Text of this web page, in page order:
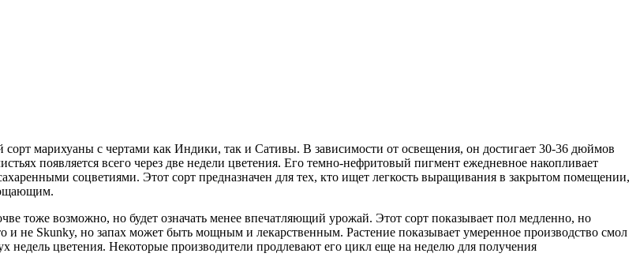
сорт марихуаны с чертами как Индики, так и Сативы. В зависимости от освещения, он достигает 30-36 дюймов
появляется всего через две недели цветения. Его темно-нефритовый пигмент ежедневное накопливает
соцветиями. Этот сорт предназначен для тех, кто ищет легкость выращивания в закрытом помещении,
тоже возможно, но будет означать менее впечатляющий урожай. Этот сорт показывает пол медленно, но
и не Skunky, но запах может быть мощным и лекарственным. Растение показывает умеренное производство смол
недель цветения. Некоторые производители продлевают его цикл еще на неделю для получения